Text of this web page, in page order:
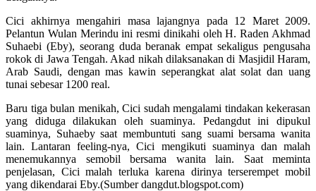
Cici akhirnya mengahiri masa lajangnya pada 12 Maret 2009.
Pelantun Wulan Merindu ini resmi dinikahi oleh H. Raden Akhmad
Suhaebi (Eby), seorang duda beranak empat sekaligus pengusaha
rokok di Jawa Tengah. Akad nikah dilaksanakan di Masjidil Haram,
Arab Saudi, dengan mas kawin seperangkat alat solat dan uang
tunai sebesar 1200 real.
Baru tiga bulan menikah, Cici sudah mengalami tindakan kekerasan
yang diduga dilakukan oleh suaminya. Pedangdut ini dipukul
suaminya, Suhaeby saat membuntuti sang suami bersama wanita
lain. Lantaran feeling-nya, Cici mengikuti suaminya dan malah
menemukannya semobil bersama wanita lain. Saat meminta
penjelasan, Cici malah terluka karena dirinya terserempet mobil
yang dikendarai Eby.(Sumber dangdut.blogspot.com)